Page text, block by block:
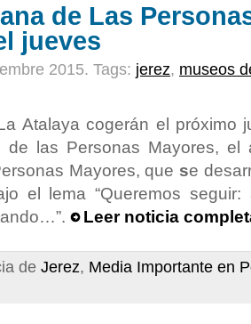
de Las
jueves
2015. Tags: jerez, museos
Atalaya cogerán el próximo
de las Personas Mayores,
Mayores, que se
el lema “Queremos seguir:
Leer noticia
de Jerez, Media Importante en